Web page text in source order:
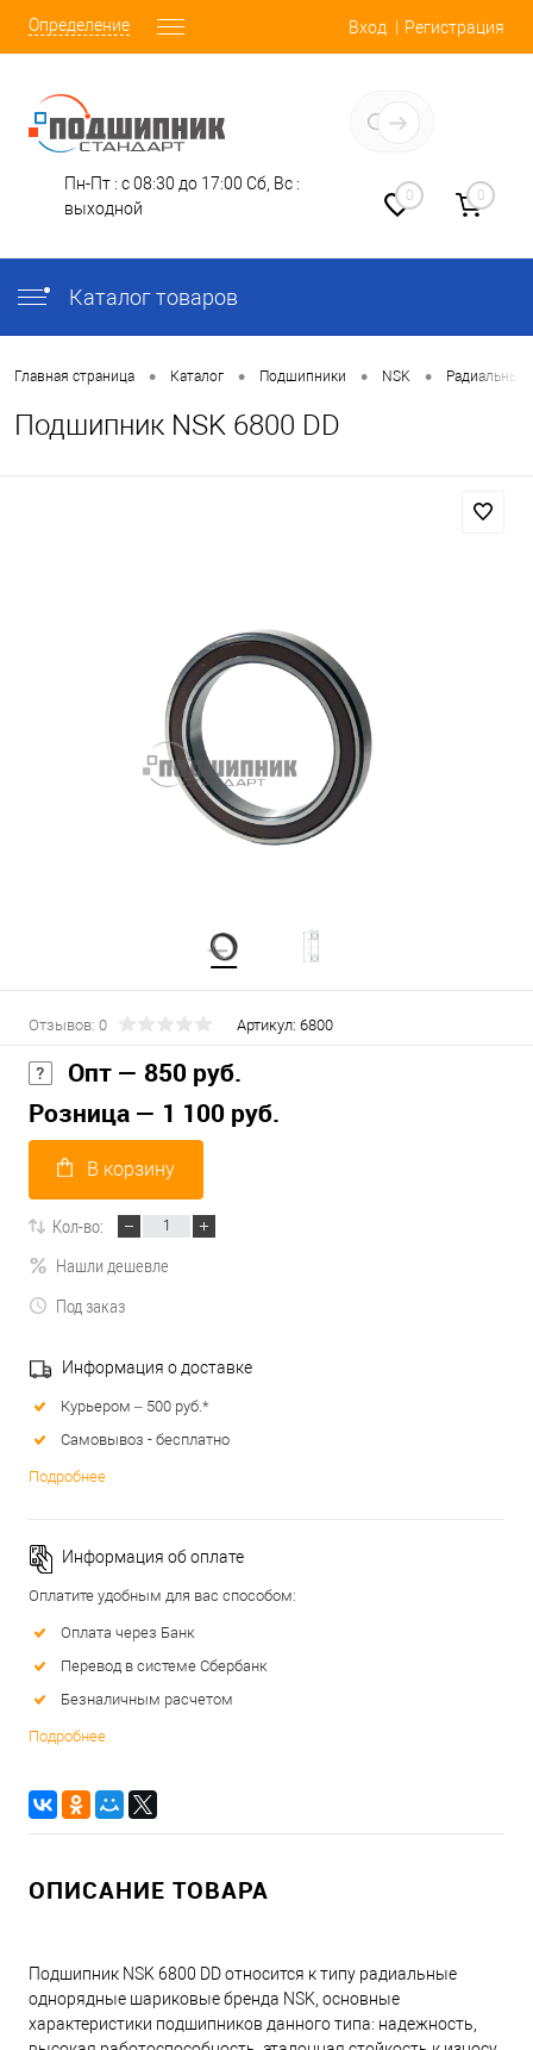
Определение Вход Регистрация
Пн-Пт : с 08:30 до 17:00 Сб, Вс :
выходной
0 0
Каталог товаров
Главная страница • Каталог • Подшипники • NSK •
Подшипник NSK 6800 DD
Отзывов: 0 Артикул: 6800
Опт — 850 руб.
Розница — 1 100 руб.
В корзину
Кол-во:
Нашли дешевле
Под заказ
Информация о доставке
Курьером – 500 руб.*
Самовывоз - бесплатно
Подробнее
Информация об оплате
Оплатите удобным для вас способом:
Оплата через Банк
Перевод в системе Сбербанк
Безналичным расчетом
Подробнее
ОПИСАНИЕ ТОВАРА
Подшипник NSK 6800 DD относится к типу радиальные
однорядные шариковые бренда NSK, основные
характеристики подшипников данного типа: надежность,